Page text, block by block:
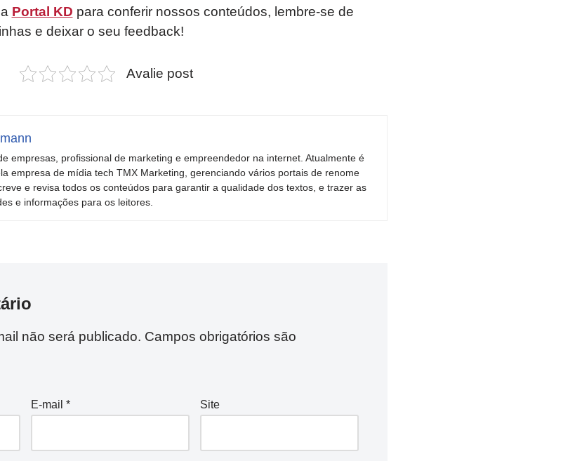
Portal KD para conferir nossos conteúdos, lembre-se de
e deixar o seu feedback!
Avalie post
empresas, profissional de marketing e empreendedor na internet. Atualmente é
empresa de mídia tech TMX Marketing, gerenciando vários portais de renome
e revisa todos os conteúdos para garantir a qualidade dos textos, e trazer as
e informações para os leitores.
não será publicado. Campos obrigatórios são
E-mail * Site